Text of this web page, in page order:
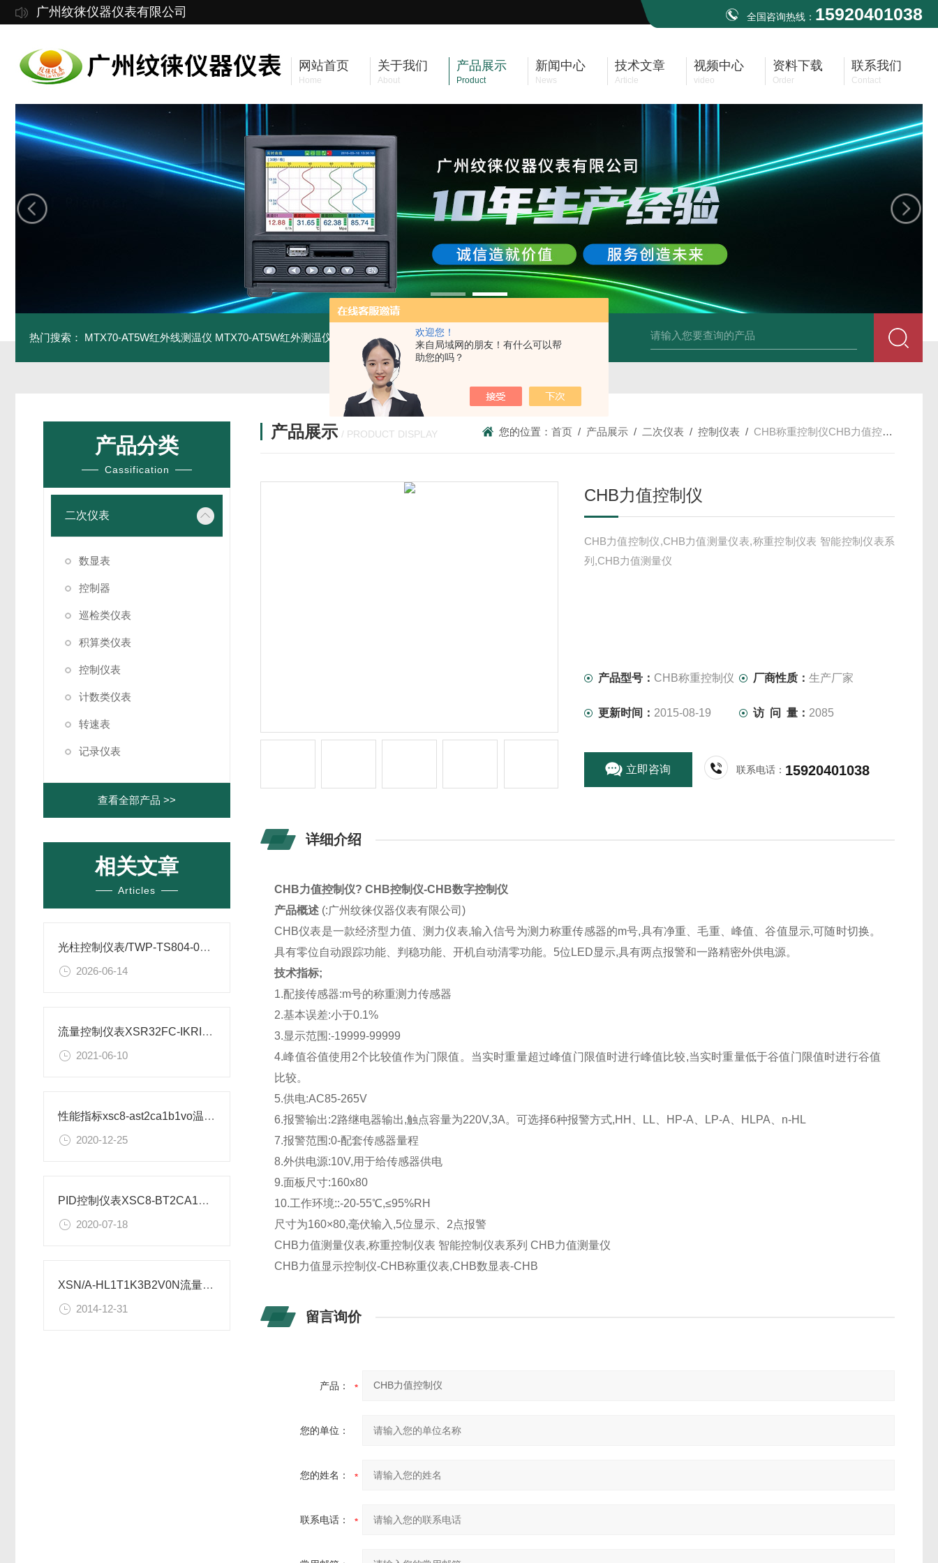
欢迎您！
来自局域网的朋友！有什么可以帮
助您的吗？
广州纹徕仪器仪表有限公司 全国咨询热线： 15920401038
网站首页
Home
关于我们
About
产品展示
Product
新闻中心
News
技术文章
Article
视频中心
video
资料下载
Order
联系我们
Contact
热门搜索： MTX70-AT5W红外线测温仪 MTX70-AT5W红外测温仪MTX70-AT4W MTX70-AT4W红外线测温仪 T80广州纹徕光柱测控仪WK-S803-82-23-2H/2L-P厂家 积算仪DIF-XSR32FC-
产品分类
Cassification
二次仪表
数显表
控制器
巡检类仪表
积算类仪表
控制仪表
计数类仪表
转速表
记录仪表
查看全部产品 >>
相关文章
Articles
光柱控制仪表/TWP-TS804-01-23-HL-P安装图纸
2026-06-14
流量控制仪表XSR32FC-IKRIA1B1B1M2V0安装尺寸
2021-06-10
性能指标xsc8-ast2ca1b1vo温度控制仪表
2020-12-25
PID控制仪表XSC8-BT2CA1B1A1V0如何设置
2020-07-18
XSN/A-HL1T1K3B2V0N流量控制仪表使用设置
2014-12-31
产品展示 / PRODUCT DISPLAY 您的位置：首页 / 产品展示 / 二次仪表 /控制仪表 / CHB称重控制仪CHB力值控制仪
CHB力值控制仪
CHB力值控制仪,CHB力值测量仪表,称重控制仪表 智能控制仪表系
列,CHB力值测量仪
产品型号： CHB称重控制仪 厂商性质：生产厂家
更新时间： 2015-08-19 访 问 量： 2085
立即咨询 联系电话： 15920401038
详细介绍
CHB力值控制仪? CHB控制仪-CHB数字控制仪
产品概述 (:广州纹徕仪器仪表有限公司)
CHB仪表是一款经济型力值、测力仪表,输入信号为测力称重传感器的m号,具有净重、毛重、峰值、谷值显示,可随时切换。
具有零位自动跟踪功能、判稳功能、开机自动清零功能。5位LED显示,具有两点报警和一路精密外供电源。
技术指标;
1.配接传感器:m号的称重测力传感器
2.基本误差:小于0.1%
3.显示范围:-19999-99999
4.峰值谷值使用2个比较值作为门限值。当实时重量超过峰值门限值时进行峰值比较,当实时重量低于谷值门限值时进行谷值
比较。
5.供电:AC85-265V
6.报警输出:2路继电器输出,触点容量为220V,3A。可选择6种报警方式,HH、LL、HP-A、LP-A、HLPA、n-HL
7.报警范围:0-配套传感器量程
8.外供电源:10V,用于给传感器供电
9.面板尺寸:160x80
10.工作环境::-20-55℃,≤95%RH
尺寸为160×80,毫伏输入,5位显示、2点报警
CHB力值测量仪表,称重控制仪表 智能控制仪表系列 CHB力值测量仪
CHB力值显示控制仪-CHB称重仪表,CHB数显表-CHB
留言询价
产品：
您的单位：
您的姓名：
联系电话：